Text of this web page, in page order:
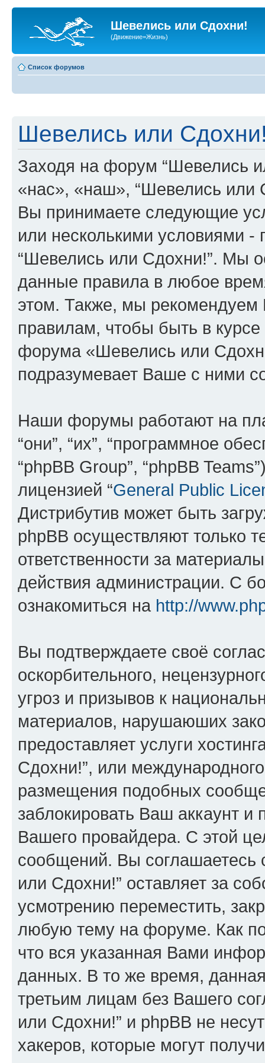
Шевелись или Сдохни!
(Движение=Жизнь)
Список форумов
Шевелись или
Заходя на форум “Шевелись
«нас», «наш», “Шевелись или
Вы принимаете следующие
или несколькими условиями
“Шевелись или Сдохни!”. Мы
данные правила в любое
этом. Также, мы рекомендуем
правилам, чтобы быть в
форума «Шевелись или
подразумевает Ваше с ними
Наши форумы работают на
“они”, “их”, “программное
“phpBB Group”, “phpBB
лицензией “General Public
Дистрибутив может быть
phpBB осуществляют только
ответственности за
действия администрации. С
ознакомиться на http://
Вы подтверждаете своё
оскорбительного,
угроз и призывов к
материалов, нарушаюших
предоставляет услуги
Сдохни!”, или
размещения подобных
заблокировать Ваш аккаунт и
Вашего провайдера. С этой
сообщений. Вы соглашаетесь
или Сдохни!” оставляет за
усмотрению переместить,
любую тему на форуме. Как
что вся указанная Вами
данных. В то же время,
третьим лицам без Вашего
или Сдохни!” и phpBB не
хакеров, которые могут